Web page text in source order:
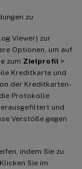
zu
Viewer) zur
Optionen, um auf
zum Zielprofil >
Kreditkarte und
der Kreditkarten-
Protokolle
und
Verstöße gegen
indem Sie zu
Sie im